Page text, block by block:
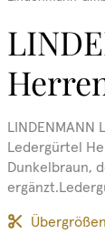
Ledergürtel
Dunkelbraun,
Übergrößen